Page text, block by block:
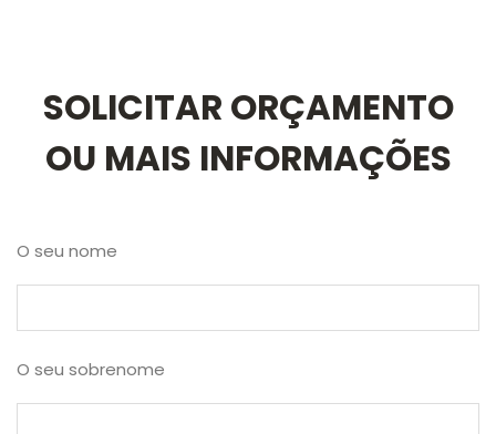
SOLICITAR ORÇAMENTO
OU MAIS INFORMAÇÕES
O seu nome
O seu sobrenome